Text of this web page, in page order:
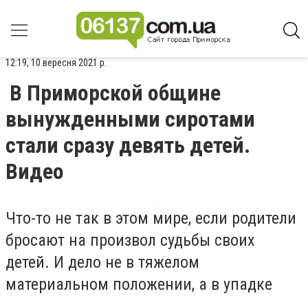
12:19, 10 вересня 2021 р.
В Приморской общине
вынужденными сиротами
стали сразу девять детей.
Видео
Что-то не так в этом мире, если родители
бросают на произвол судьбы своих
детей. И дело не в тяжелом
материальном положении, а в упадке